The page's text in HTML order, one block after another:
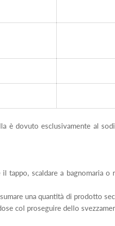
è dovuto esclusivamente al
tappo, scaldare a bagnomaria o
una quantità di prodotto
col proseguire dello